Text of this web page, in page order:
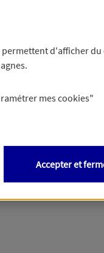
d'afficher du
mes cookies"
Accepter et